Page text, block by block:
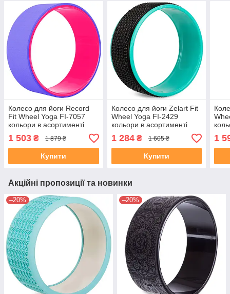
Колесо для йоги Record
Fit Wheel Yoga FI-7057
кольори в асортименті
1 503 ₴ 1 879 ₴
Купити
Колесо для йоги Zelart Fit
Wheel Yoga FI-2429
кольори в асортименті
1 284₴ 1 605 ₴
Купити
1
Акційні пропозиції та новинки
–20% –20%